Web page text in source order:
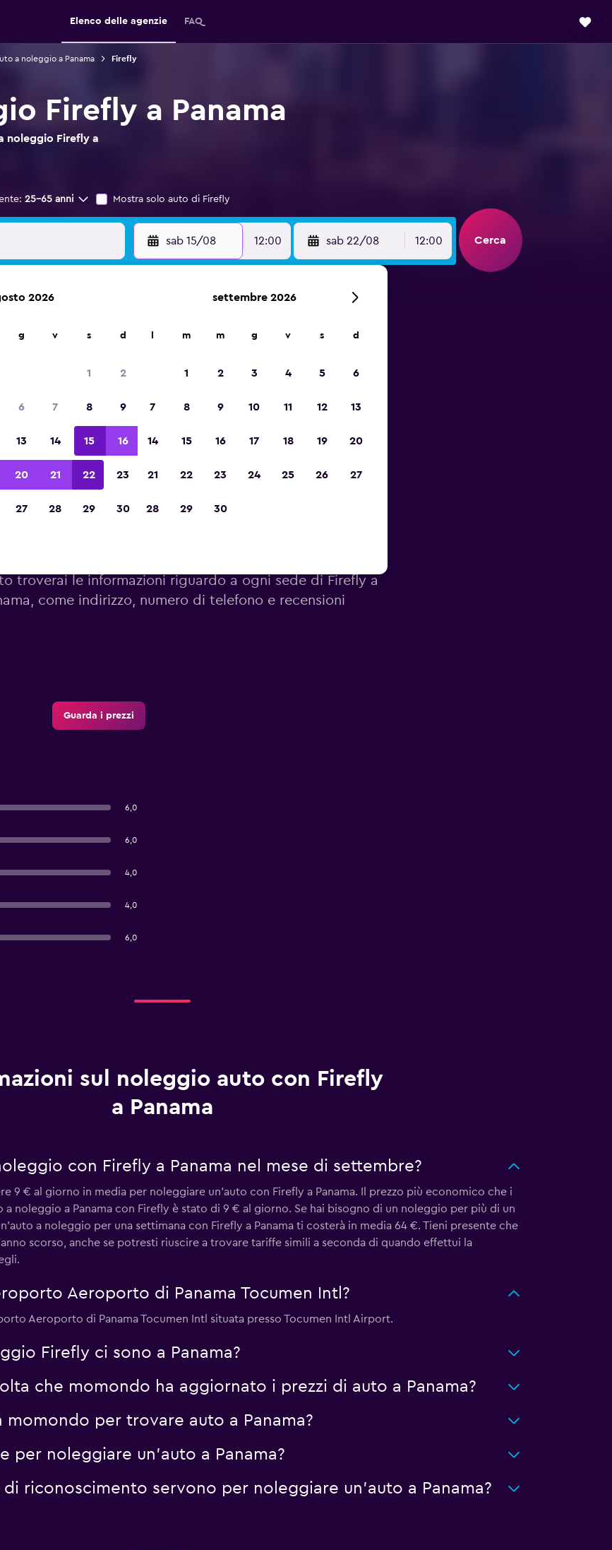
Elenco delle agenzie FAQ
a noleggio a Panama Firefly
Firefly a Panama
noleggio Firefly a
25-65 anni Mostra solo auto di Firefly
sab 15/08 12:00 sab 22/08 12:00 Cerca
d'Europa 2023
troverai le informazioni riguardo a ogni sede di Firefly a
come indirizzo, numero di telefono e recensioni
Guarda i prezzi
6,0
6,0
4,0
4,0
6,0
sul noleggio auto con Firefly
a Panama
con Firefly a Panama nel mese di settembre?
9 € al giorno in media per noleggiare un'auto con Firefly a Panama. Il prezzo più economico che i
noleggio a Panama con Firefly è stato di 9 € al giorno. Se hai bisogno di un noleggio per più di un
a noleggio per una settimana con Firefly a Panama ti costerà in media 64 €. Tieni presente che
scorso, anche se potresti riuscire a trovare tariffe simili a seconda di quando effettui la
Aeroporto di Panama Tocumen Intl?
Aeroporto di Panama Tocumen Intl situata presso Tocumen Intl Airport.
Firefly ci sono a Panama?
che momondo ha aggiornato i prezzi di auto a Panama?
per trovare auto a Panama?
per noleggiare un'auto a Panama?
riconoscimento servono per noleggiare un'auto a Panama?
2026
g v s d
1 2
6 7 8 9
13 14 15 16
20 21 22 23
27 28 29 30
settembre 2026
m m g v s d
1 2 3 4 5 6
7 8 9 10 11 12 13
14 15 16 17 18 19 20
21 22 23 24 25 26 27
28 29 30